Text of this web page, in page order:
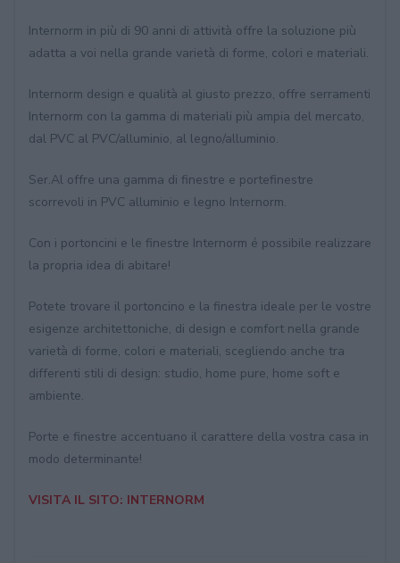
Internorm in più di 90 anni di attività offre la soluzione più
adatta a voi nella grande varietà di forme, colori e materiali.
Internorm design e qualità al giusto prezzo, offre serramenti
Internorm con la gamma di materiali più ampia del mercato,
dal PVC al PVC/alluminio, al legno/alluminio.
Ser.Al offre una gamma di finestre e portefinestre
scorrevoli in PVC alluminio e legno Internorm.
Con i portoncini e le finestre Internorm é possibile realizzare
la propria idea di abitare!
Potete trovare il portoncino e la finestra ideale per le vostre
esigenze architettoniche, di design e comfort nella grande
varietà di forme, colori e materiali, scegliendo anche tra
differenti stili di design: studio, home pure, home soft e
ambiente.
Porte e finestre accentuano il carattere della vostra casa in
modo determinante!
VISITA IL SITO: INTERNORM